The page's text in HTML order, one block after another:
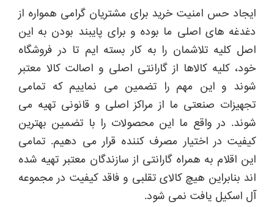
ایجاد حس امنیت خرید برای مشتریان گرامی همواره از
دغدغه های اصلی ما بوده و برای پایبند بودن به این
اصل کلیه تلاشمان را به کار بسته ایم تا در فروشگاه
خود، کلیه کالاها از گارانتی اصلی و اصالت کالا معتبر
شوند و این مهم را تضمین می نماییم که تمامی
تجهیزات صنعتی ما از مراکز اصلی و قانونی تهیه می
شوند. در واقع ما این محصولات را با تضمین بهترین
کیفیت در اختیار مصرف کننده قرار می دهیم. تمامی
این اقلام به همراه گارانتی از سازندگان معتبر تهیه شده
اند بنابراین هیچ کالای تقلبی و فاقد کیفیت در مجموعه
آل اسکیل یافت نمی شود.